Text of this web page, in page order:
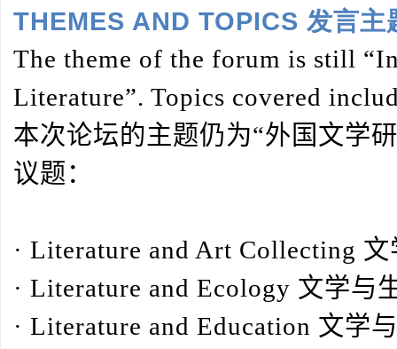
THEMES AND TOPICS 发言主
The theme of the forum is still
Literature”. Topics covered
本次论坛的主题仍为“外国文学
议题：
· Literature and Art Collecting 文
· Literature and Ecology 文学与
· Literature and Education 文学